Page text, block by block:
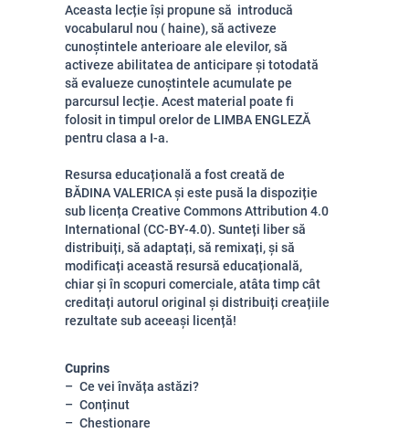
Aceasta lecție își propune să introducă
vocabularul nou ( haine), să activeze
cunoștintele anterioare ale elevilor, să
activeze abilitatea de anticipare și totodată
să evalueze cunoștintele acumulate pe
parcursul lecție. Acest material poate fi
folosit in timpul orelor de LIMBA ENGLEZĂ
pentru clasa a I-a.
Resursa educațională a fost creată de
BĂDINA VALERICA și este pusă la dispoziție
sub licența Creative Commons Attribution 4.0
International (CC-BY-4.0). Sunteți liber să
distribuiți, să adaptați, să remixați, și să
modificați această resursă educațională,
chiar și în scopuri comerciale, atâta timp cât
creditați autorul original și distribuiți creațiile
rezultate sub aceeași licență!
Cuprins
Ce vei învăța astăzi?
Conținut
Chestionare